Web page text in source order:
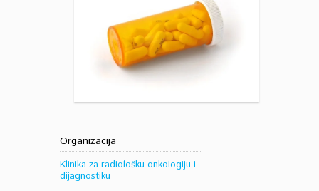
Organizacija
Klinika za radiološku onkologiju i
dijagnostiku